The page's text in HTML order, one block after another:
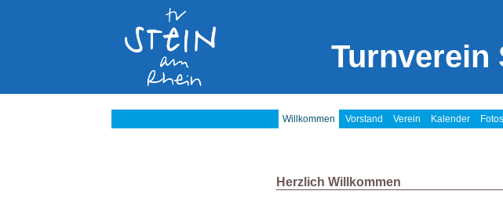
Turnverein
Willkommen Vorstand Verein Kalender
Herzlich Willkommen